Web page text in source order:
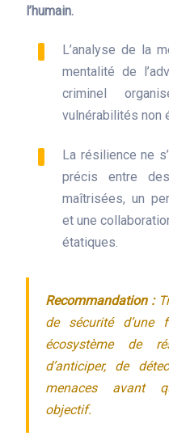
l’humain.
L’analyse de la
mentalité de
criminel
vulnérabilités non
La résilience ne
précis entre
maîtrisées, un
et une
étatiques.
Recommandation :
de sécurité d’une
écosystème de
d’anticiper, de
menaces avant
objectif.